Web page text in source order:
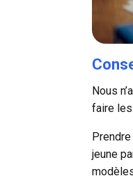
Nous
faire les
jeune